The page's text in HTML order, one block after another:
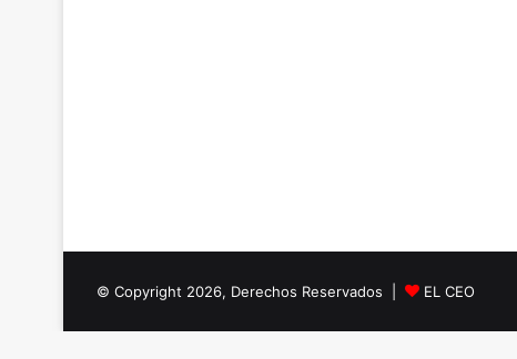
© Copyright 2026, Derechos Reservados | EL CEO